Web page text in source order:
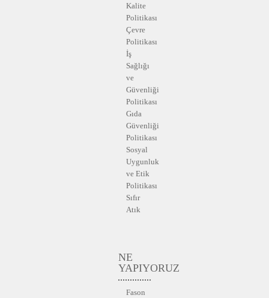
Kalite
Politikası
Çevre
Politikası
İş
Sağlığı
ve
Güvenliği
Politikası
Gıda
Güvenliği
Politikası
Sosyal
Uygunluk
ve Etik
Politikası
Sıfır
Atık
NE
YAPIYORUZ
Fason